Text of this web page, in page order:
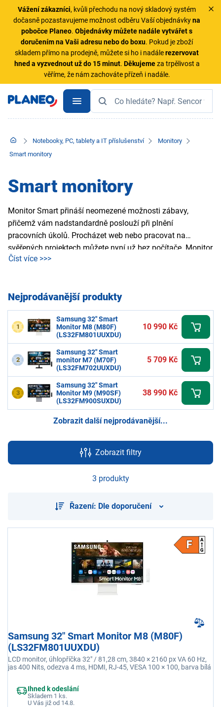
Vážení zákazníci, kvůli přechodu na nový skladový systém
dočasně pozastavujeme možnost odběru Vaší objednávkyna
pobočce Planeo.Objednávky můžete nadále vytvářet s
doručením na Vaši adresu nebo do boxu. Pokud je zboží
skladem přímo na prodejně, můžete si ho i nadálerezervovat
hned a vyzvednout už do 15 minut. Děkujemeza trpělivost a
věříme, že nám zachováte přízeň i nadále.
Notebooky, PC, tablety a IT příslušenství
Monitory
Smart monitory
Smart monitory
Monitor Smart přináší neomezené možnosti zábavy,
přičemž vám nadstandardně poslouží při plnění
pracovních úkolů. Procházet web nebo pracovat na
svěřených projektech můžete nyní už bez počítače. Monitor
Smart umožňuje dokonce i hraní oblíbených her bez toho,
Číst více >>>
Nejprodávanější produkty
1
Samsung 32" Smart
Monitor M8 (M80F)
(LS32FM801UUXDU)
10 990 Kč
2
Samsung 32" Smart
monitor M7 (M70F)
(LS32FM702UUXDU)
5 709 Kč
3
Samsung 32" Smart
Monitor M9 (M90SF)
(LS32FM900SUXDU)
38 990 Kč
Zobrazit další nejprodávanější...
Zobrazit filtry
3 produkty
Řazení: Dle doporučení
Samsung 32" Smart Monitor M8 (M80F)
(LS32FM801UUXDU)
LCD monitor, úhlopříčka 32" / 81,28 cm, 3840 × 2160 px VA 60 Hz,
jas 400 Nits, odezva 4 ms, HDMI, RJ-45, VESA 100 × 100, barva bílá
Ihned k odeslání
Skladem 1 ks.
U Vás již od 14.8.